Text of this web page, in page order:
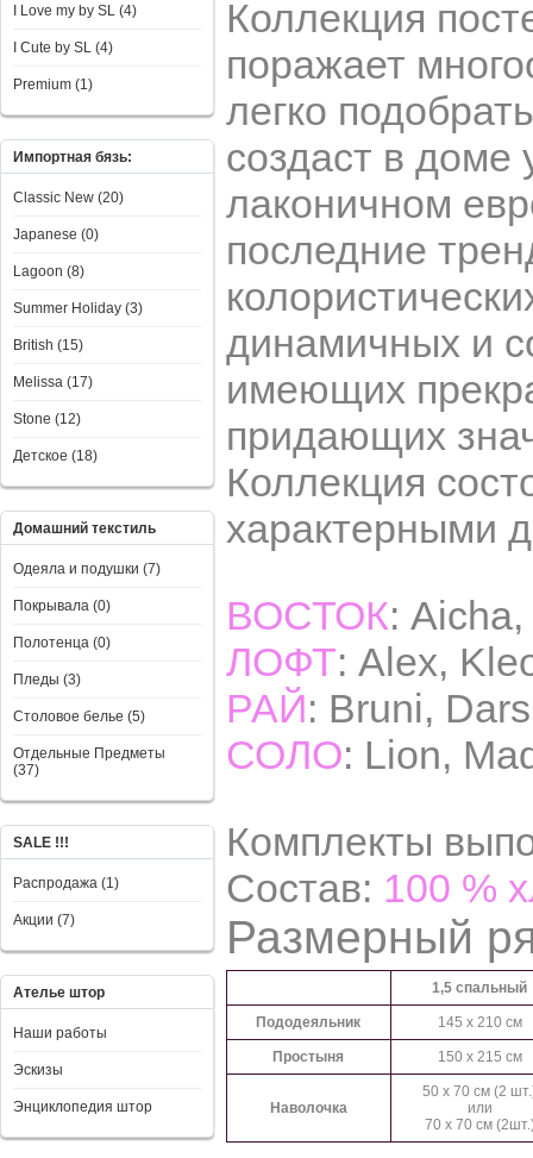
I Love my by SL (4)
I Сute by SL (4)
Premium (1)
Импортная бязь:
Classic New (20)
Japanese (0)
Lagoon (8)
Summer Holiday (3)
British (15)
Melissa (17)
Stone (12)
Детское (18)
Домашний текстиль
Одеяла и подушки (7)
Покрывала (0)
Полотенца (0)
Пледы (3)
Столовое белье (5)
Отдельные Предметы
(37)
SALE !!!
Распродажа (1)
Акции (7)
Ателье штор
Наши работы
Эскизы
Энциклопедия штор
Коллекция
поражает
легко
создаст в
лаконичном
последние
динамичных и
имеющих
придающих
Коллекция
характерными
ВОСТОК:
ЛОФТ: Alex,
РАЙ: Bruni,
СОЛО: Lion,
Комплекты
Состав: 100 %
Размерный
1,5 спальный
Пододеяльник 145 x 210 см
Простыня 150 x 215 см
Наволочка
50 x 70 см (2
или
70 x 70 см